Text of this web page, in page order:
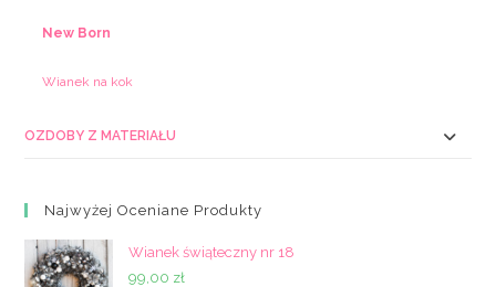
New Born
Wianek na kok
OZDOBY Z MATERIAŁU
Najwyżej Oceniane Produkty
Wianek świąteczny nr 18
99,00 zł